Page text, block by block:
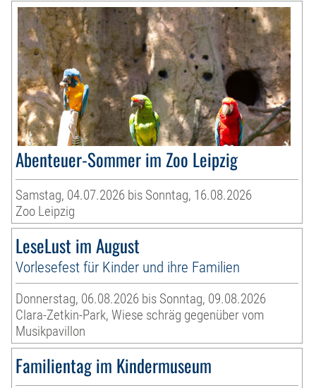
Abenteuer-Sommer im Zoo Leipzig
Samstag, 04.07.2026 bis Sonntag, 16.08.2026
Zoo Leipzig
LeseLust im August
Vorlesefest für Kinder und ihre Familien
Donnerstag, 06.08.2026 bis Sonntag, 09.08.2026
Clara-Zetkin-Park, Wiese schräg gegenüber vom
Musikpavillon
Familientag im Kindermuseum